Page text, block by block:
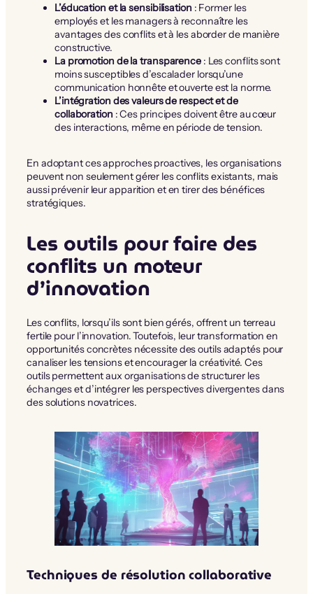
L’éducation et la sensibilisation : Former les
employés et les managers à reconnaître les
avantages des conflits et à les aborder de manière
constructive.
La promotion de la transparence: Les conflits sont
moins susceptibles d’escalader lorsqu’une
communication honnête et ouverte est la norme.
L’intégration des valeurs de respect et de
collaboration : Ces principes doivent être au cœur
des interactions, même en période de tension.
En adoptant ces approches proactives, les organisations
peuvent non seulement gérer les conflits existants, mais
aussi prévenir leur apparition et en tirer des bénéfices
stratégiques.
Les outils pour faire des
conflits un moteur
d’innovation
Les conflits, lorsqu’ils sont bien gérés, offrent un terreau
fertile pour l’innovation. Toutefois, leur transformation en
opportunités concrètes nécessite des outils adaptés pour
canaliser les tensions et encourager la créativité. Ces
outils permettent aux organisations de structurer les
échanges et d’intégrer les perspectives divergentes dans
des solutions novatrices.
Techniques de résolution collaborative